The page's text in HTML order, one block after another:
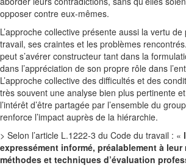
opposer contre eux-mêmes.
L’approche collective présente aussi la vertu
travail, ses craintes et les problèmes
peut s’avérer constructeur tant dans la
dans l’appréciation de son propre rôle dans
L’approche collective des difficultés et des
très souvent une analyse bien plus pertinente
l’intérêt d’être partagée par l’ensemble du
renforce l’impact auprès de la hiérarchie.
> Selon l’article L.1222-3 du Code du travail : «
expressément informé, préalablement à
méthodes et techniques d’évaluation